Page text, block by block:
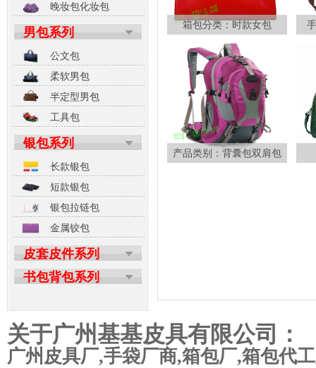
晚妆包化妆包
男包系列
公文包
柔软男包
半定型男包
工具包
银包系列
长款银包
短款银包
银包拉链包
金属铰包
皮套皮件系列
书包背包系列
箱包分类：时款女包
产品类别：背囊包双肩包
关于广州基基皮具有限公司：
广州皮具厂,手袋厂商,箱包厂,箱包代